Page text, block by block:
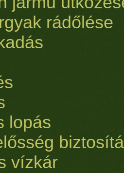
rádőlése
lopás
vízkár